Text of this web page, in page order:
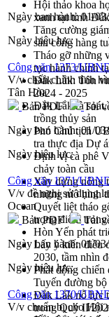
Hội thảo khoa
xanh tại tỉnh
Tăng cường
sản công hàng
Tháo gỡ những
tục hành chính
Đắk Lắk: Tôn
2024 - 2025
Đắk Lắk rà
trồng thủy sản
Phó Chủ tịch
tra thực địa Dự
Định vị cà phê
chảy toàn cầu
Xây dựng nông
những mô hình
Quyết liệt tháo
trọng điểm
Hòn Yến phát
Lấy ý kiến điều
2030, tầm nhìn
Phát động chiến
Tuyến đường bộ
Đắk Lắk nỗ lực
trong Quý II/
Ngày ban hành:01/
Ngày hiệu lực:
Công văn 1373/
V/v chấn chỉnh tình
Tân Hòa
Bản PDF
Tải
Ngày ban hành:01/
Ngày hiệu lực:
Công văn 1371/
V/v đề nghị sử dụng
Ocean
Bản PDF
Tải
Ngày ban hành:01/
Ngày hiệu lực:
Công văn 1370/
V/v chuẩn bị cho Hội